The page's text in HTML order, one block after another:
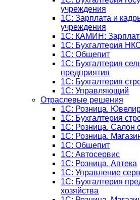
учреждения
1C: Зарплата и
учреждения
1C: КАМИН:
1C: Бухгалтерия
1С: Общепит
1С: Бухгалтерия
предприятия
1С: Бухгалтерия
1С: Управляющий
Отраслевые решения
1С: Розница.
1С: Бухгалтерия
1С: Розница. Салон
1С: Розница.
1C: Общепит
1С: Автосервис
1С: Розница. Аптека
1С: Управление
1С: Бухгалтерия
хозяйства